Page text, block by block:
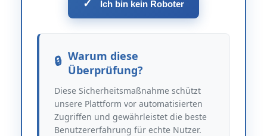
✓ Ich bin kein Roboter
Warum diese
Überprüfung?
Diese Sicherheitsmaßnahme schützt
unsere Plattform vor automatisierten
Zugriffen und gewährleistet die beste
Benutzererfahrung für echte Nutzer.